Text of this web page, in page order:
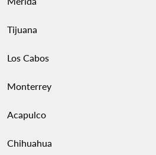
Tijuana
Los Cabos
Monterrey
Acapulco
Chihuahua